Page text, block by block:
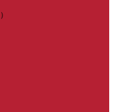
）